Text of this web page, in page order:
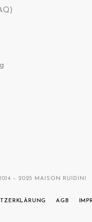
– 2025 MAISON RUIDINI
AGB